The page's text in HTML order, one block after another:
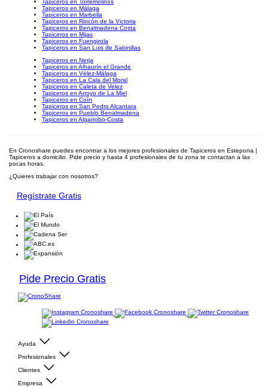
Tapiceros en Torremolinos
Tapiceros en Málaga
Tapiceros en Marbella
Tapiceros en Rincón de la Victoria
Tapiceros en Benalmadena Costa
Tapiceros en Mijas
Tapiceros en Fuengirola
Tapiceros en San Luis de Sabinillas
Tapiceros en Nerja
Tapiceros en Alhaurín el Grande
Tapiceros en Vélez-Málaga
Tapiceros en La Cala del Moral
Tapiceros en Caleta de Velez
Tapiceros en Arroyo de La Miel
Tapiceros en Coín
Tapiceros en San Pedro Alcantara
Tapiceros en Pueblo Benalmadena
Tapiceros en Algarrobo-Costa
En Cronoshare puedes encontrar a los mejores profesionales de Tapiceros en Estepona |
Tapiceros a domicilio. Pide precio y hasta 4 profesionales de tu zona te contactan a las
pocas horas.
¿Quieres trabajar con nosotros?
Regístrate Gratis
Pide Precio Gratis
Ayuda
Profesionales
Clientes
Empresa